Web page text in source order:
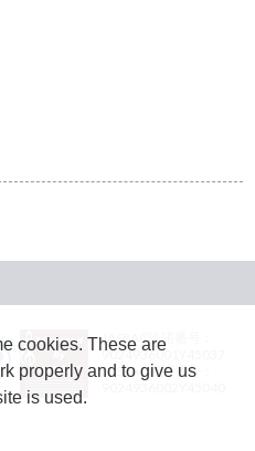
JASRAC許諾番号：
9024936001Y45037
JASRAC許諾番号：
cookies. These are
properly and to give us
is used.